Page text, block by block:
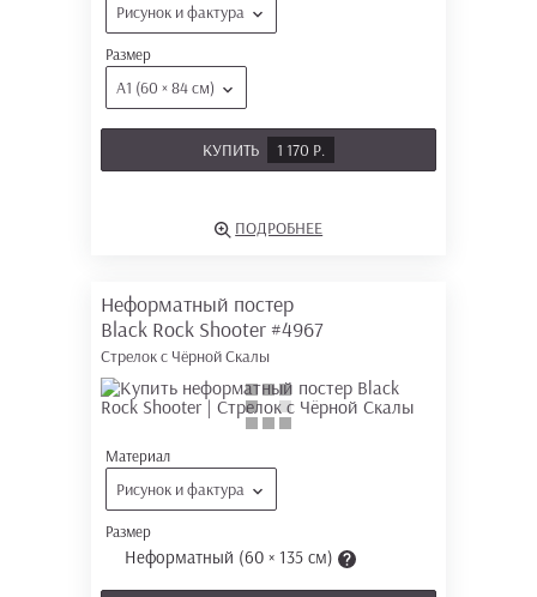
Рисунок и фактура
Размер
А1 (60 × 84 см)
КУПИТЬ 1 170 Р.
ПОДРОБНЕЕ
Неформатный постер
Black Rock Shooter #4967
Стрелок с Чёрной Скалы
Материал
Рисунок и фактура
Размер
Неформатный (60 × 135 см)